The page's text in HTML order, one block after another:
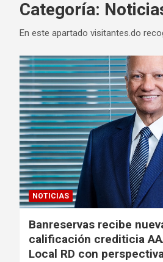
Categoría:
En este apartado visitantes.do
NOTICIAS
Banreservas recibe
calificación crediticia
Local RD con